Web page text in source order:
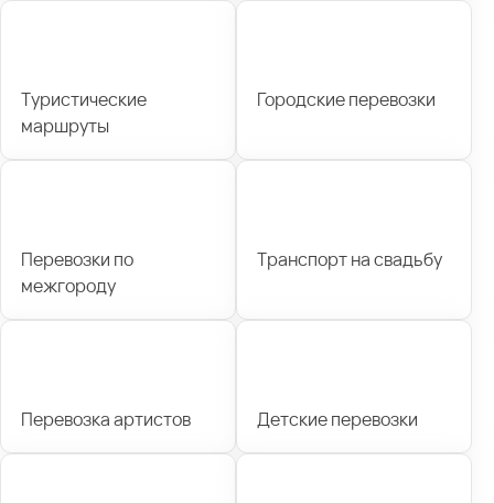
Туристические
маршруты
Городские перевозки
Перевозки по
межгороду
Транспорт на свадьбу
Перевозка артистов Детские перевозки